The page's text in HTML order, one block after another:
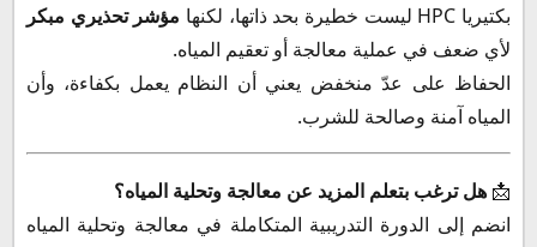
بكتيريا HPC ليست خطيرة بحد ذاتها، لكنها
مؤشر تحذيري مبكر
لأي ضعف في عملية معالجة أو تعقيم المياه.
الحفاظ على عدّ منخفض يعني أن النظام يعمل بكفاءة، وأن
المياه آمنة وصالحة للشرب.
📩 هل ترغب بتعلم المزيد عن معالجة وتحلية المياه؟
انضم إلى الدورة التدريبية المتكاملة في معالجة وتحلية المياه